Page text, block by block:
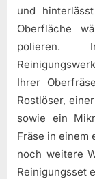
und
Oberfläche
polieren.
Ihrer
Rostlöser,
sowie ein
Fräse in einem
noch weitere
Reinigungsset